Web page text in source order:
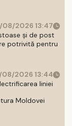
2026 13:47
și de post
potrivită pentru
2026 13:44
liniei
Moldovei